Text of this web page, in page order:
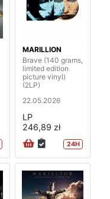
MARILLION
Brave (140 grams,
limited edition
picture vinyl)
(2LP)
22.05.2026
LP
246,89 zł
24H